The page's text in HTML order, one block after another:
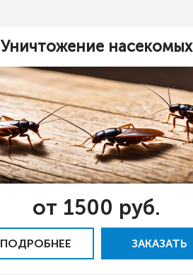
Уничтожение насекомых
от 1500 руб.
ПОДРОБНЕЕ ЗАКАЗАТЬ